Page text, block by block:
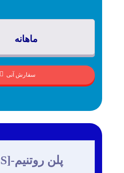
ماهانه
سفارش آنی
پلن روتنیم-[ES]